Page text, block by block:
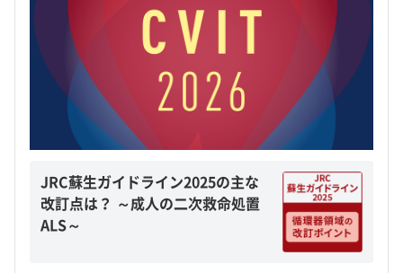
JRC蘇生ガイドライン2025の主な
改訂点は？ ～成人の二次救命処置
ALS～